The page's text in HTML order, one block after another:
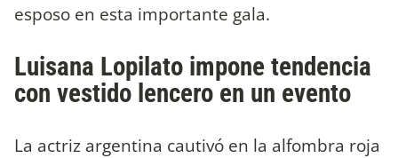
esposo en esta importante gala.
Luisana Lopilato impone tendencia
con vestido lencero en un evento
La actriz argentina cautivó en la alfombra roja